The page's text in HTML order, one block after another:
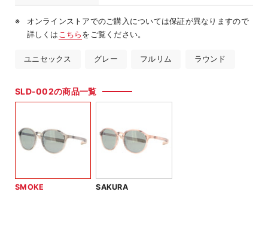
オンラインストアでのご購入については保証が異なりますので
詳しくは こちらをご覧ください。
ユニセックス グレー フルリム ラウンド
SLD-002の商品一覧
SMOKE SAKURA